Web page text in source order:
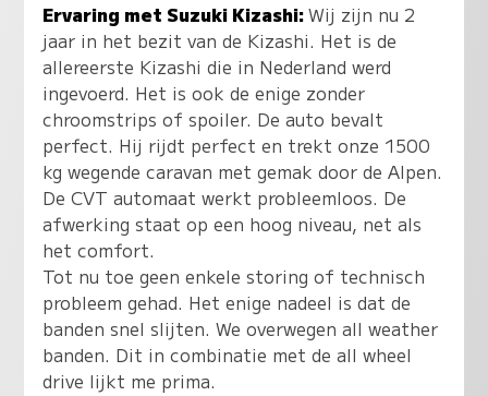
Ervaring met Suzuki Kizashi:Wij zijn nu 2
jaar in het bezit van de Kizashi. Het is de
allereerste Kizashi die in Nederland werd
ingevoerd. Het is ook de enige zonder
chroomstrips of spoiler. De auto bevalt
perfect. Hij rijdt perfect en trekt onze 1500
kg wegende caravan met gemak door de Alpen.
De CVT automaat werkt probleemloos. De
afwerking staat op een hoog niveau, net als
het comfort.
Tot nu toe geen enkele storing of technisch
probleem gehad. Het enige nadeel is dat de
banden snel slijten. We overwegen all weather
banden. Dit in combinatie met de all wheel
drive lijkt me prima.